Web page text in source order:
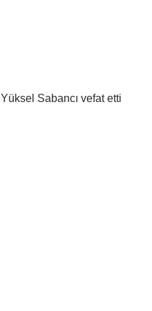
Yüksel Sabancı vefat etti